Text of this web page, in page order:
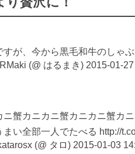
すが、今から黒毛和牛のしゃ
(@ はるまき) 2015-01-
ニ蟹カニカニ蟹カニカニ蟹カ
まい全部一人でたべる http://
(@ タロ) 2015-01-03